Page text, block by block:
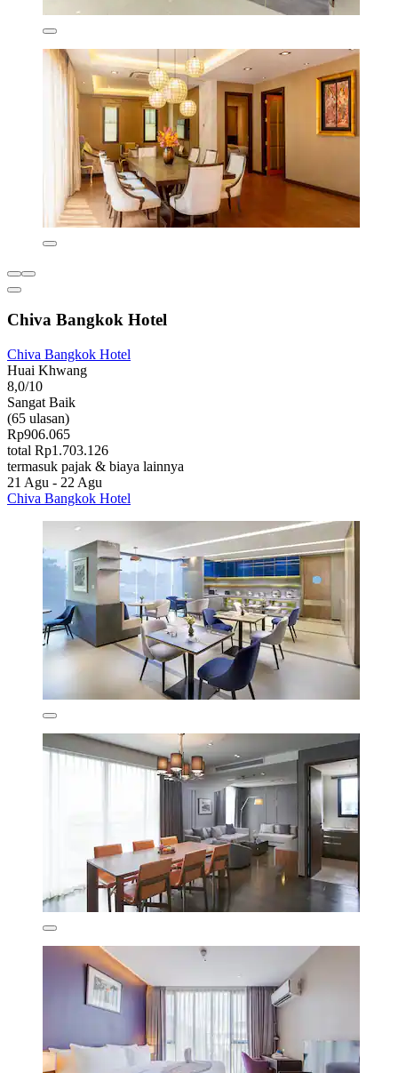
Chiva Bangkok Hotel
Chiva Bangkok Hotel
Huai Khwang
8,0/10
Sangat Baik
(65 ulasan)
Rp906.065
total Rp1.703.126
termasuk pajak & biaya lainnya
21 Agu - 22 Agu
Chiva Bangkok Hotel